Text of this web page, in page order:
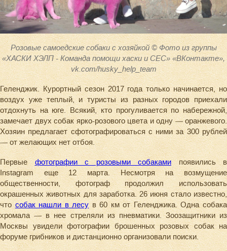
Розовые самоедские собаки с хозяйкой © Фото из группы
«ХАСКИ ХЭЛП - Команда помощи хаски и СЕС» «ВКонтакте»,
vk.com/husky_help_team
Геленджик. Курортный сезон 2017 года только начинается, но
воздух уже теплый, и туристы из разных городов приехали
отдохнуть на юге. Всякий, кто прогуливается по набережной,
замечает двух собак ярко-розового цвета и одну — оранжевого.
Хозяин предлагает сфотографироваться с ними за 300 рублей
— от желающих нет отбоя.
Первые фотографии с розовыми собакамипоявились в
Instagram еще 12 марта. Несмотря на возмущение
общественности, фотограф продолжил использовать
окрашенных животных для заработка. 26 июня стало известно,
чтособак нашли в лесув 60 км от Геленджика. Одна собака
хромала — в нее стреляли из пневматики. Зоозащитники из
Москвы увидели фотографии брошенных розовых собак на
форуме грибников и дистанционно организовали поиски.